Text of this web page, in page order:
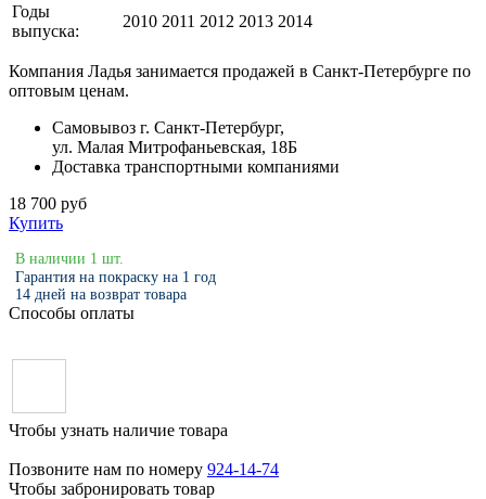
Годы
выпуска:
2010 2011 2012 2013 2014
Компания Ладья занимается продажей в Санкт-Петербурге по
оптовым ценам.
Самовывоз г. Санкт-Петербург,
ул. Малая Митрофаньевская, 18Б
Доставка транспортными компаниями
18 700 руб
Купить
В наличии 1 шт.
Гарантия на покраску на 1 год
14 дней на возврат товара
Способы оплаты
Чтобы узнать наличие товара
Позвоните нам по номеру 924-14-74
Чтобы забронировать товар